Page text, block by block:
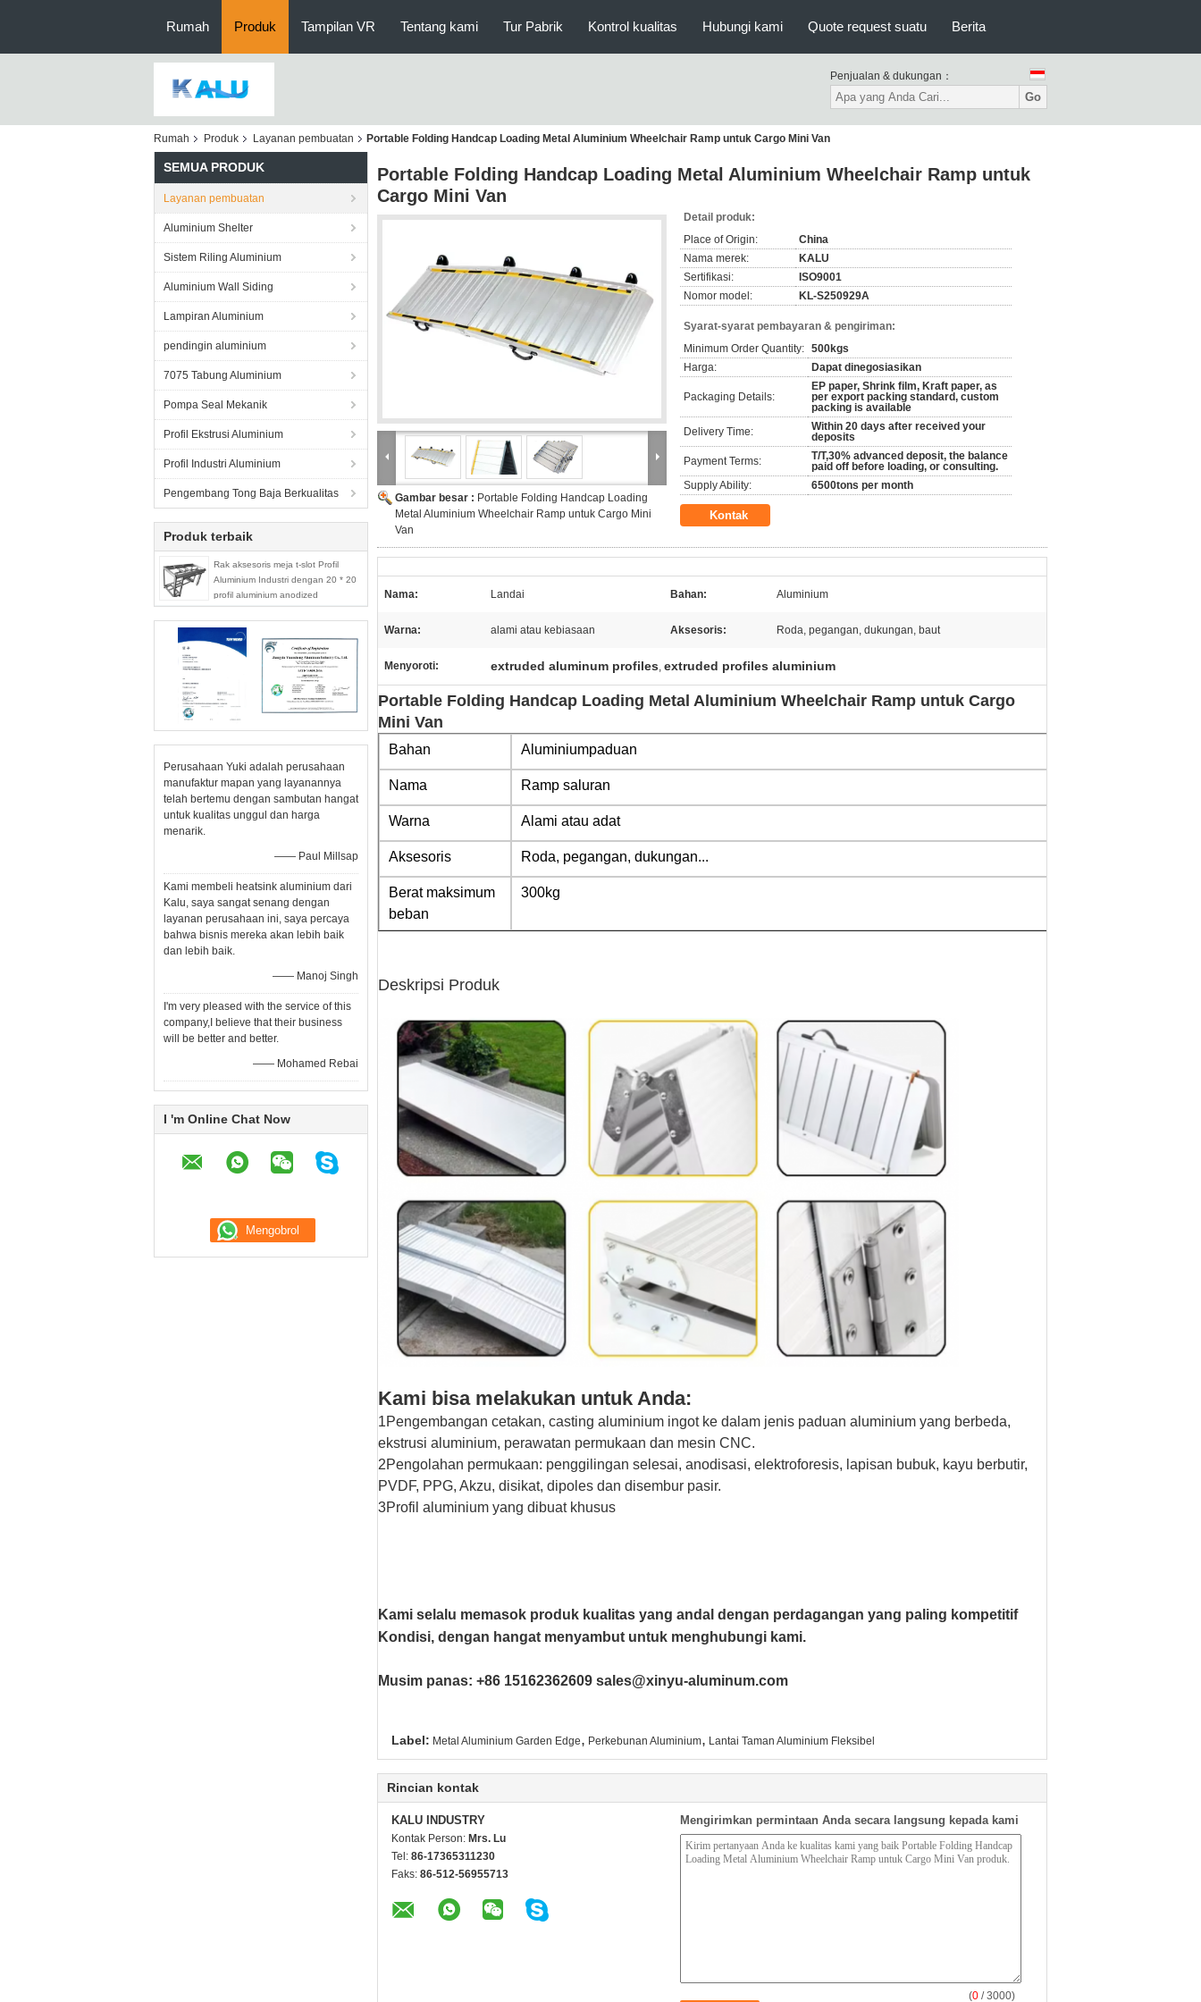
Rumah Produk Tampilan VR Tentang kami Tur Pabrik Kontrol kualitas Hubungi kami Quote request suatu Berita
Penjualan & dukungan：
Go
Rumah Produk Layanan pembuatan Portable Folding Handcap Loading Metal Aluminium Wheelchair Ramp untuk Cargo Mini Van
SEMUA PRODUK
Layanan pembuatan
Aluminium Shelter
Sistem Riling Aluminium
Aluminium Wall Siding
Lampiran Aluminium
pendingin aluminium
7075 Tabung Aluminium
Pompa Seal Mekanik
Profil Ekstrusi Aluminium
Profil Industri Aluminium
Pengembang Tong Baja Berkualitas
Produk terbaik
Rak aksesoris meja t-slot Profil
Aluminium Industri dengan 20 * 20
profil aluminium anodized
Perusahaan Yuki adalah perusahaan
manufaktur mapan yang layanannya
telah bertemu dengan sambutan hangat
untuk kualitas unggul dan harga
menarik.
—— Paul Millsap
Kami membeli heatsink aluminium dari
Kalu, saya sangat senang dengan
layanan perusahaan ini, saya percaya
bahwa bisnis mereka akan lebih baik
dan lebih baik.
—— Manoj Singh
I'm very pleased with the service of this
company,I believe that their business
will be better and better.
—— Mohamed Rebai
I 'm Online Chat Now
Portable Folding Handcap Loading Metal Aluminium Wheelchair Ramp untuk
Cargo Mini Van
Gambar besar : Portable Folding Handcap Loading
Metal Aluminium Wheelchair Ramp untuk Cargo Mini
Van
Detail produk:
Place of Origin:
China
Nama merek:
KALU
Sertifikasi:
ISO9001
Nomor model:
KL-S250929A
Syarat-syarat pembayaran & pengiriman:
Minimum Order Quantity: 500kgs
Harga:
Dapat dinegosiasikan
Packaging Details:
EP paper, Shrink film, Kraft paper, as
per export packing standard, custom
packing is available
Delivery Time:
Within 20 days after received your
deposits
Payment Terms:
T/T,30% advanced deposit, the balance
paid off before loading, or consulting.
Supply Ability:
6500tons per month
Kontak
Nama: Landai Bahan: Aluminium
Warna: alami atau kebiasaan Aksesoris: Roda, pegangan, dukungan, baut
Menyoroti: extruded aluminum profiles, extruded profiles aluminium
Portable Folding Handcap Loading Metal Aluminium Wheelchair Ramp untuk Cargo
Mini Van
Bahan Aluminiumpaduan
Nama Ramp saluran
Warna Alami atau adat
Aksesoris Roda, pegangan, dukungan...
Berat maksimum
beban
300kg
Deskripsi Produk
Kami bisa melakukan untuk Anda:
1Pengembangan cetakan, casting aluminium ingot ke dalam jenis paduan aluminium yang berbeda,
ekstrusi aluminium, perawatan permukaan dan mesin CNC.
2Pengolahan permukaan: penggilingan selesai, anodisasi, elektroforesis, lapisan bubuk, kayu berbutir,
PVDF, PPG, Akzu, disikat, dipoles dan disembur pasir.
3Profil aluminium yang dibuat khusus
Kami selalu memasok produk kualitas yang andal dengan perdagangan yang paling kompetitif
Kondisi, dengan hangat menyambut untuk menghubungi kami.
Musim panas: +86 15162362609 sales@xinyu-aluminum.com
Label: Metal Aluminium Garden Edge, Perkebunan Aluminium, Lantai Taman Aluminium Fleksibel
Rincian kontak
KALU INDUSTRY
Kontak Person: Mrs. Lu
Tel: 86-17365311230
Faks: 86-512-56955713
Mengirimkan permintaan Anda secara langsung kepada kami
(0 / 3000)